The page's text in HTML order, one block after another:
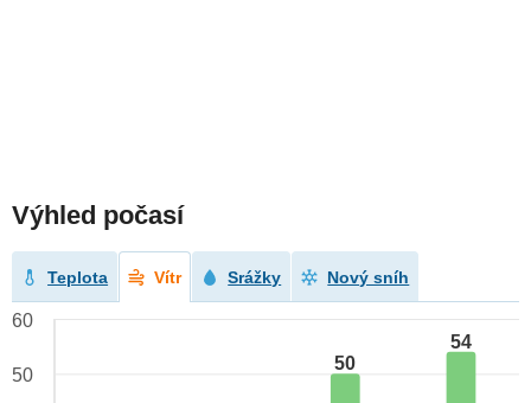
Výhled počasí
Teplota Vítr Srážky Nový sníh
50
54
60
50